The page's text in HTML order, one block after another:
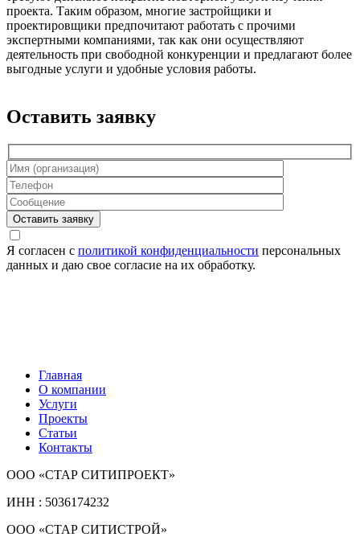
проекта. Таким образом, многие застройщики и
проектировщики предпочитают работать с прочими
экспертными компаниями, так как они осуществляют
деятельность при свободной конкуренции и предлагают более
выгодные услуги и удобные условия работы.
Оставить заявку
Оставить заявку
Я согласен с политикой конфиденциальности персональных
данных и даю свое согласие на их обработку.
Главная
О компании
Услуги
Проекты
Статьи
Контакты
ООО «СТАР СИТИПРОЕКТ»
ИНН : 5036174232
ООО «СТАР СИТИСТРОЙ»